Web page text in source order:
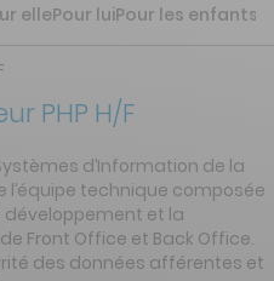
ellePour luiPour les enfants
PHP H/F
d’Information de la
l’équipe technique composée
développement et la
Front Office et Back Office.
des données afférentes et